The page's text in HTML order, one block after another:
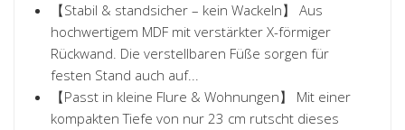
【Stabil & standsicher – kein Wackeln】 Aus
hochwertigem MDF mit verstärkter X-förmiger
Rückwand. Die verstellbaren Füße sorgen für
festen Stand auch auf...
【Passt in kleine Flure & Wohnungen】 Mit einer
kompakten Tiefe von nur 23 cm rutscht dieses